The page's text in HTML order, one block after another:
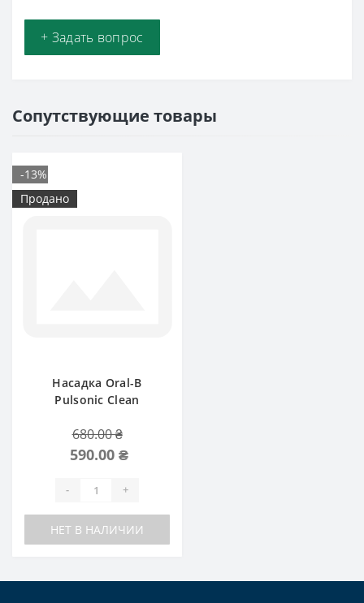
+ Задать вопрос
Сопутствующие товары
-13%
Продано
Насадка Oral-B
Pulsonic Clean
680.00 ₴
590.00 ₴
- +
НЕТ В НАЛИЧИИ